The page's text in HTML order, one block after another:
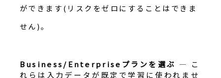
ができます(リスクをゼロにすることはできま
せん)。
Business/Enterpriseプランを選ぶ — こ
れらは入力データが既定で学習に使われませ